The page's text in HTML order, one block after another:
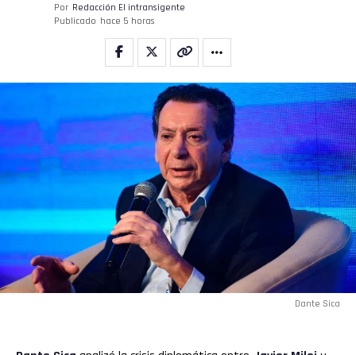
Por Redacción El intransigente
Publicado hace 5 horas
Dante Sica